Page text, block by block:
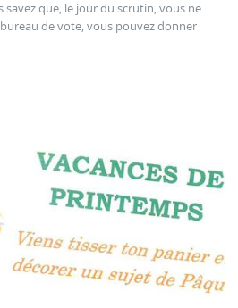
savez que, le jour du scrutin, vous ne
de vote, vous pouvez donner